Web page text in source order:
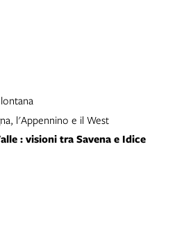
l'Appennino e il West
: visioni tra Savena e Idice